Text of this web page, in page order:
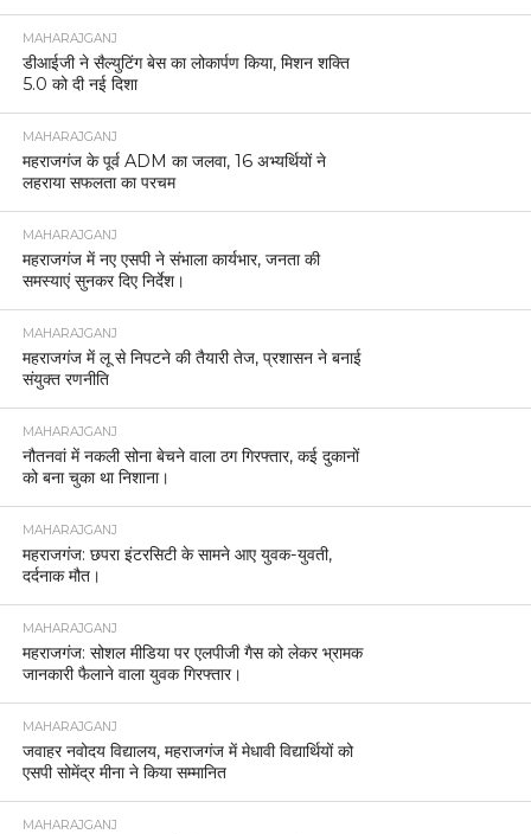
MAHARAJGANJ
डीआईजी ने सैल्युटिंग बेस का लोकार्पण किया, मिशन शक्ति
5.0 को दी नई दिशा
MAHARAJGANJ
महराजगंज के पूर्व ADM का जलवा, 16 अभ्यर्थियों ने
लहराया सफलता का परचम
MAHARAJGANJ
महराजगंज में नए एसपी ने संभाला कार्यभार, जनता की
समस्याएं सुनकर दिए निर्देश।
MAHARAJGANJ
महराजगंज में लू से निपटने की तैयारी तेज, प्रशासन ने बनाई
संयुक्त रणनीति
MAHARAJGANJ
नौतनवां में नकली सोना बेचने वाला ठग गिरफ्तार, कई दुकानों
को बना चुका था निशाना।
MAHARAJGANJ
महराजगंज: छपरा इंटरसिटी के सामने आए युवक-युवती,
दर्दनाक मौत।
MAHARAJGANJ
महराजगंज: सोशल मीडिया पर एलपीजी गैस को लेकर भ्रामक
जानकारी फैलाने वाला युवक गिरफ्तार।
MAHARAJGANJ
जवाहर नवोदय विद्यालय, महराजगंज में मेधावी विद्यार्थियों को
एसपी सोमेंद्र मीना ने किया सम्मानित
MAHARAJGANJ